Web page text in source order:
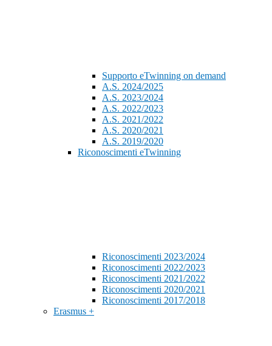
Supporto eTwinning on demand
A.S. 2024/2025
A.S. 2023/2024
A.S. 2022/2023
A.S. 2021/2022
A.S. 2020/2021
A.S. 2019/2020
Riconoscimenti eTwinning
Riconoscimenti 2023/2024
Riconoscimenti 2022/2023
Riconoscimenti 2021/2022
Riconoscimenti 2020/2021
Riconoscimenti 2017/2018
Erasmus +